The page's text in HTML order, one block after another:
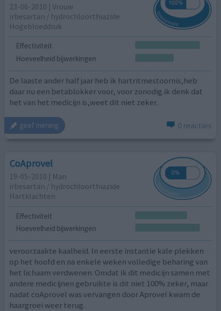
23-06-2010 | Vrouw
irbesartan / hydrochloorthiazide
Hogebloeddruk
Effectiviteit
Hoeveelheid bijwerkingen
De laaste ander half jaar heb ik hartritmestoornis,heb
daar nu een betablokker voor, voor zonodig.ik denk dat
het van het medicijn is,weet dit niet zeker.
geef mening 0 reacties
CoAprovel
19-05-2010 | Man
irbesartan / hydrochloorthiazide
Hartklachten
Effectiviteit
Hoeveelheid bijwerkingen
veroorzaakte kaalheid. In eerste instantie kale plekken
op het hoofd en na enkele weken volledige beharing van
het lichaam verdwenen. Omdat ik dit medicijn samen met
andere medicijnen gebruikte is dit niet 100% zeker, maar
nadat coAprovel was vervangen door Aprovel kwam de
haargroei weer terug.